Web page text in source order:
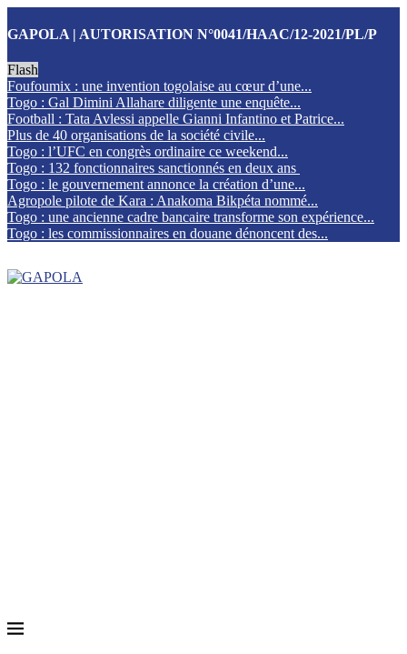
GAPOLA | AUTORISATION N°0041/HAAC/12-2021/PL/P
Flash
Foufoumix : une invention togolaise au cœur d’une...
Togo : Gal Dimini Allahare diligente une enquête...
Football : Tata Avlessi appelle Gianni Infantino et Patrice...
Plus de 40 organisations de la société civile...
Togo : l’UFC en congrès ordinaire ce weekend...
Togo : 132 fonctionnaires sanctionnés en deux ans
Togo : le gouvernement annonce la création d’une...
Agropole pilote de Kara : Anakoma Bikpéta nommé...
Togo : une ancienne cadre bancaire transforme son expérience...
Togo : les commissionnaires en douane dénoncent des...